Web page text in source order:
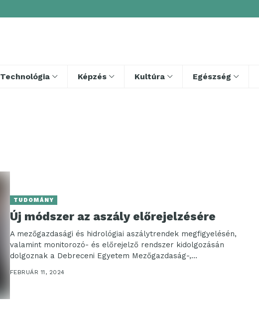
Technológia Képzés Kultúra Egészség
TUDOMÁNY
Új módszer az aszály előrejelzésére
A mezőgazdasági és hidrológiai aszálytrendek megfigyelésén,
valamint monitorozó- és előrejelző rendszer kidolgozásán
dolgoznak a Debreceni Egyetem Mezőgazdaság-,
FEBRUÁR 11, 2024